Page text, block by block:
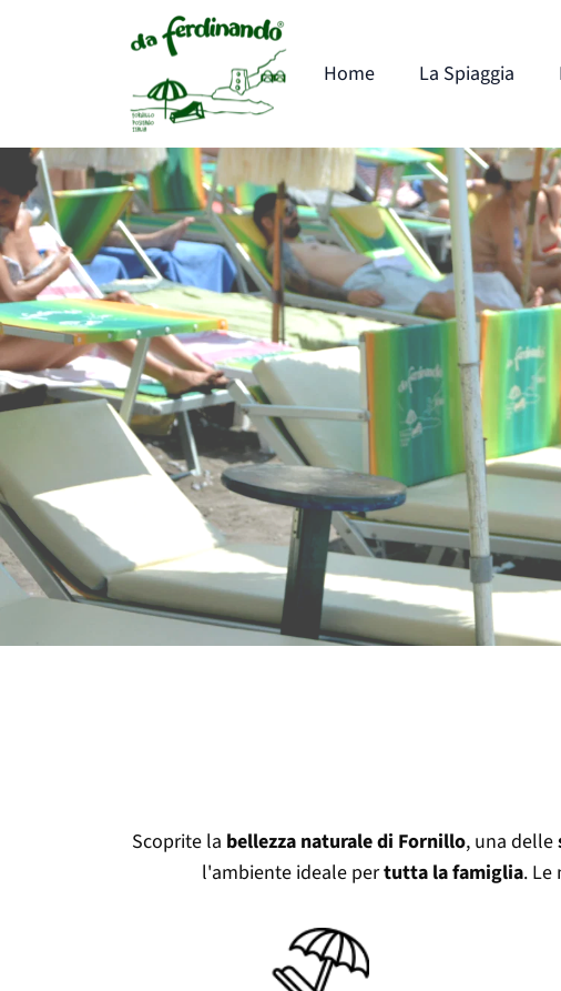
Home La Spiaggia
Scoprite la bellezza naturale di Fornillo, una delle
l'ambiente ideale pertutta la famiglia. Le